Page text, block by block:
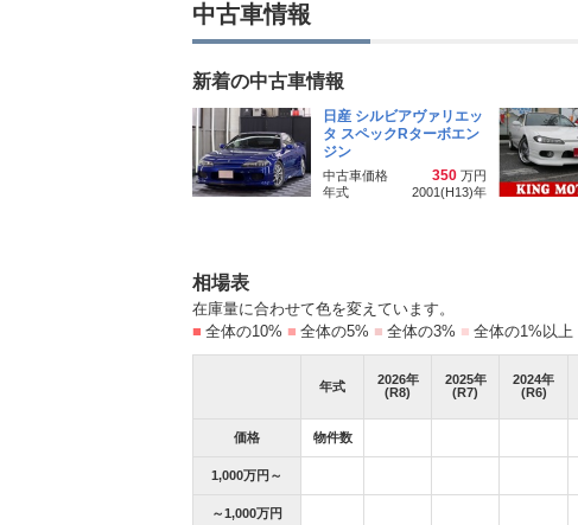
中古車情報
新着の中古車情報
日産 シルビアヴァリエッ
タ スペックRターボエン
ジン
中古車価格 350 万円
年式
2001(H13)年
相場表
在庫量に合わせて色を変えています。
■ 全体の10% ■ 全体の5% ■ 全体の3% ■ 全体の1%以上
年式 2026年
(R8)
2025年
(R7)
2024年
(R6)
価格 物件数
1,000万円～
～1,000万円